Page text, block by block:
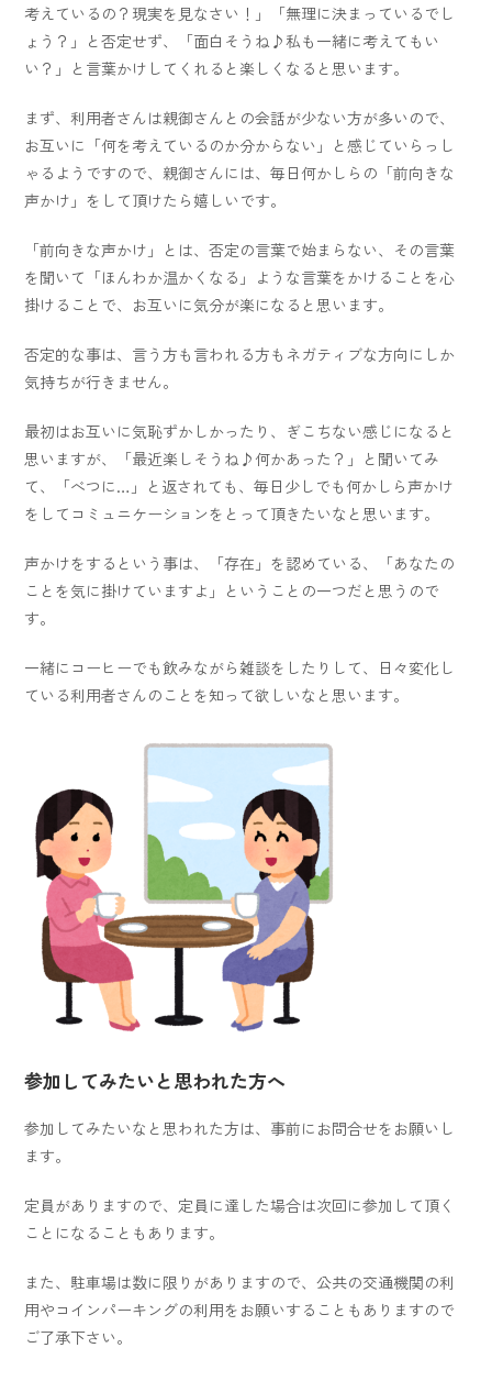
考えているの？現実を見なさい！」「無理に決まっているでし
ょう？」と否定せず、「面白そうね♪私も一緒に考えてもい
い？」と言葉かけしてくれると楽しくなると思います。
まず、利用者さんは親御さんとの会話が少ない方が多いので、
お互いに「何を考えているのか分からない」と感じていらっし
ゃるようですので、親御さんには、毎日何かしらの「前向きな
声かけ」をして頂けたら嬉しいです。
「前向きな声かけ」とは、否定の言葉で始まらない、その言葉
を聞いて「ほんわか温かくなる」ような言葉をかけることを心
掛けることで、お互いに気分が楽になると思います。
否定的な事は、言う方も言われる方もネガティブな方向にしか
気持ちが行きません。
最初はお互いに気恥ずかしかったり、ぎこちない感じになると
思いますが、「最近楽しそうね♪何かあった？」と聞いてみ
て、「べつに…」と返されても、毎日少しでも何かしら声かけ
をしてコミュニケーションをとって頂きたいなと思います。
声かけをするという事は、「存在」を認めている、「あなたの
ことを気に掛けていますよ」ということの一つだと思うので
す。
一緒にコーヒーでも飲みながら雑談をしたりして、日々変化し
ている利用者さんのことを知って欲しいなと思います。
参加してみたいと思われた方へ
参加してみたいなと思われた方は、事前にお問合せをお願いし
ます。
定員がありますので、定員に達した場合は次回に参加して頂く
ことになることもあります。
また、駐車場は数に限りがありますので、公共の交通機関の利
用やコインパーキングの利用をお願いすることもありますので
ご了承下さい。